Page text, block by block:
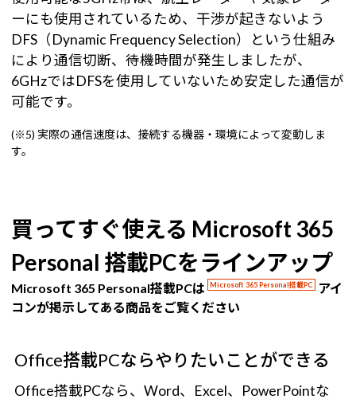
ーにも使用されているため、干渉が起きないよう
DFS（Dynamic Frequency Selection）という仕組み
により通信切断、待機時間が発生しましたが、
6GHzではDFSを使用していないため安定した通信が
可能です。
(※5) 実際の通信速度は、接続する機器・環境によって変動しま
す。
買ってすぐ使える Microsoft 365
Personal 搭載PCをラインアップ
Microsoft 365 Personal搭載PCは Microsoft 365 Personal搭載PC
アイ
コンが掲示してある商品をご覧ください
Office搭載PCならやりたいことができる
Office搭載PCなら、Word、Excel、PowerPointな